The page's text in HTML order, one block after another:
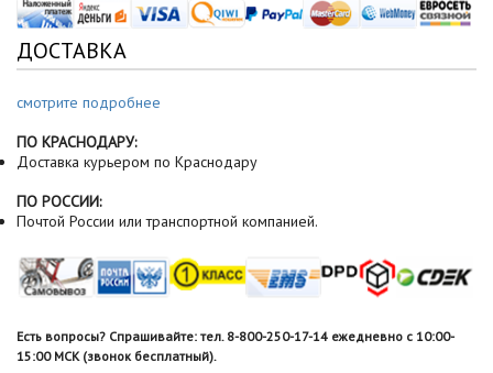
ДОСТАВКА
смотрите подробнее
ПО КРАСНОДАРУ:
Доставка курьером по Краснодару
ПО РОССИИ:
Почтой России или транспортной компанией.
Есть вопросы? Спрашивайте: тел. 8-800-250-17-14 ежедневно с 10:00-
15:00 МСК (звонок бесплатный).